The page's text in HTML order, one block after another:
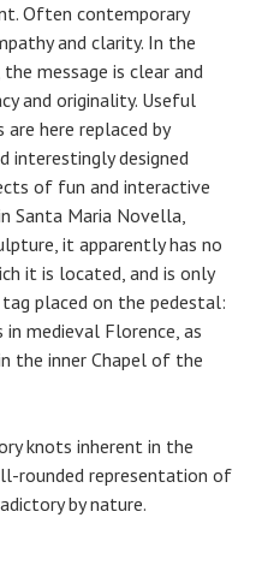
Often contemporary
and clarity. In the
message is clear and
and originality. Useful
here replaced by
designed
of fun and interactive
Santa Maria Novella,
it apparently has no
it is located, and is only
placed on the pedestal:
medieval Florence, as
the inner Chapel of the
knots inherent in the
rounded representation of
by nature.